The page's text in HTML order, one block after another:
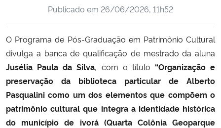
Ministério da Cidadania
Ministério de Minas e Energia
Ministério da Ciência, Tecnologia, Inovações e Comunicações
Ministério do Meio Ambiente
Publicado em 26/06/2026, 11h52
O Programa de Pós-Graduação em Patrimônio Cultural
divulga a banca de qualificação de mestrado da aluna
Jusélia Paula da Silva, com o título “Organização e
preservação da biblioteca particular de Alberto
Pasqualini como um dos elementos que compõem o
patrimônio cultural que integra a identidade histórica
do município de ivorá (Quarta Colônia Geoparque